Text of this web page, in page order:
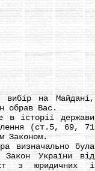
на Майдані,
обрав Вас.
історії держави
(ст.5, 69, 71
Законом.
визначально була
Закон України від
з юридичних і